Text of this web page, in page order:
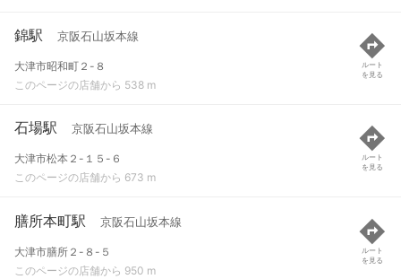
錦駅 京阪石山坂本線
大津市昭和町２-８
このページの店舗から 538 m
ルート
を見る
石場駅 京阪石山坂本線
大津市松本２-１５-６
このページの店舗から 673 m
ルート
を見る
膳所本町駅 京阪石山坂本線
大津市膳所２-８-５
このページの店舗から 950 m
ルート
を見る